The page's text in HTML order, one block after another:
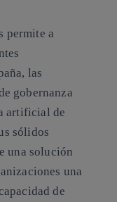
permite a
las
gobernanza
artificial de
sólidos
una solución
una
de